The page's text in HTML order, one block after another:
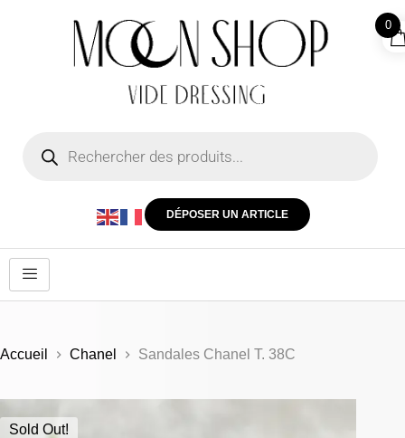
DÉPOSER UN ARTICLE
Accueil Chanel Sandales Chanel T. 38C
Sold Out!
0